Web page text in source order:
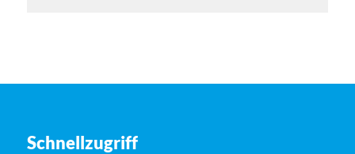
Schnellzugriff